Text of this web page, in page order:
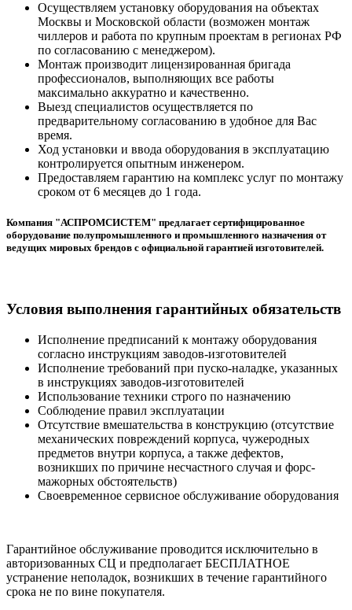
Осуществляем установку оборудования на объектах
Москвы и Московской области (возможен монтаж
чиллеров и работа по крупным проектам в регионах РФ
по согласованию с менеджером).
Монтаж производит лицензированная бригада
профессионалов, выполняющих все работы
максимально аккуратно и качественно.
Выезд специалистов осуществляется по
предварительному согласованию в удобное для Вас
время.
Ход установки и ввода оборудования в эксплуатацию
контролируется опытным инженером.
Предоставляем гарантию на комплекс услуг по монтажу
сроком от 6 месяцев до 1 года.
Компания "АСПРОМСИСТЕМ" предлагает сертифицированное
оборудование полупромышленного и промышленного назначения от
ведущих мировых брендов с официальной гарантией изготовителей.
Условия выполнения гарантийных обязательств
Исполнение предписаний к монтажу оборудования
согласно инструкциям заводов-изготовителей
Исполнение требований при пуско-наладке, указанных
в инструкциях заводов-изготовителей
Использование техники строго по назначению
Соблюдение правил эксплуатации
Отсутствие вмешательства в конструкцию (отсутствие
механических повреждений корпуса, чужеродных
предметов внутри корпуса, а также дефектов,
возникших по причине несчастного случая и форс-
мажорных обстоятельств)
Своевременное сервисное обслуживание оборудования
Гарантийное обслуживание проводится исключительно в
авторизованных СЦ и предполагает БЕСПЛАТНОЕ
устранение неполадок, возникших в течение гарантийного
срока не по вине покупателя.